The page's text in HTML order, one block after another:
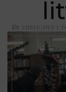
ENSEIGNER